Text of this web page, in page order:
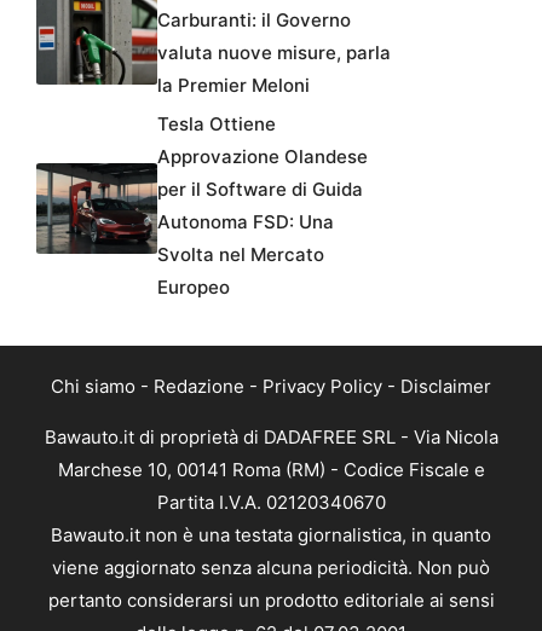
Carburanti: il Governo
valuta nuove misure, parla
la Premier Meloni
Tesla Ottiene
Approvazione Olandese
per il Software di Guida
Autonoma FSD: Una
Svolta nel Mercato
Europeo
Chi siamo - Redazione - Privacy Policy - Disclaimer
Bawauto.it di proprietà di DADAFREE SRL - Via Nicola
Marchese 10, 00141 Roma (RM) - Codice Fiscale e
Partita I.V.A. 02120340670
Bawauto.it non è una testata giornalistica, in quanto
viene aggiornato senza alcuna periodicità. Non può
pertanto considerarsi un prodotto editoriale ai sensi